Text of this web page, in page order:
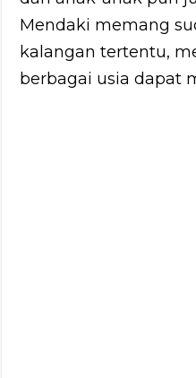
Mendaki memang
kalangan tertentu,
berbagai usia dapat